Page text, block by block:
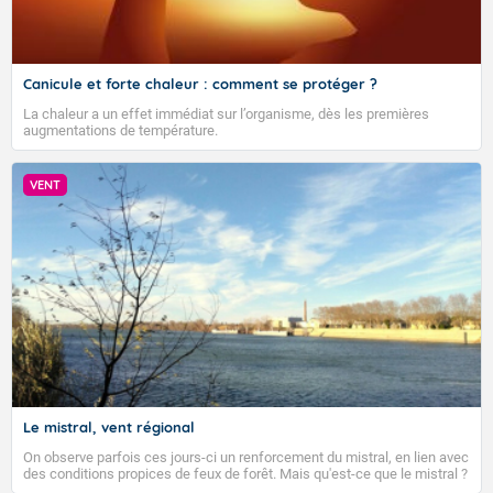
Canicule et forte chaleur : comment se protéger ?
La chaleur a un effet immédiat sur l’organisme, dès les premières
augmentations de température.
VENT
Le mistral, vent régional
On observe parfois ces jours-ci un renforcement du mistral, en lien avec
des conditions propices de feux de forêt. Mais qu'est-ce que le mistral ?